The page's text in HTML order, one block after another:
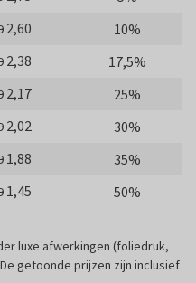
2,60
10%
2,38
17,5%
2,17
25%
2,02
30%
1,88
35%
1,45 50%
luxe afwerkingen (foliedruk,
getoonde prijzen zijn inclusief